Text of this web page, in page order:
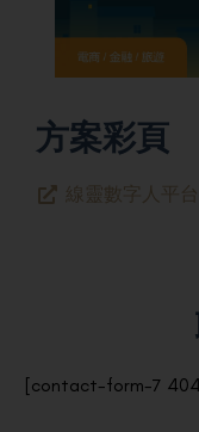
方案彩頁
線靈數字人平台
[contact-form-7